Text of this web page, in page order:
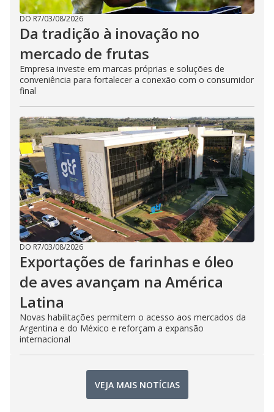
DO R7/03/08/2026
Da tradição à inovação no
mercado de frutas
Empresa investe em marcas próprias e soluções de
conveniência para fortalecer a conexão com o consumidor
final
DO R7/03/08/2026
Exportações de farinhas e óleo
de aves avançam na América
Latina
Novas habilitações permitem o acesso aos mercados da
Argentina e do México e reforçam a expansão
internacional
VEJA MAIS NOTÍCIAS